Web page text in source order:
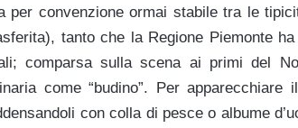
per convenzione ormai stabile tra le
tanto che la Regione Piemonte
comparsa sulla scena ai primi del
come “budino”. Per apparecchiare
con colla di pesce o albume